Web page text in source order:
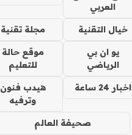
العربي
خيال التقنية مجلة تقنية
يو ان بي
الرياضي
موقع حالة
للتعليم
اخبار 24 ساعة
هيدب فنون
وترفيه
صحيفة العالم